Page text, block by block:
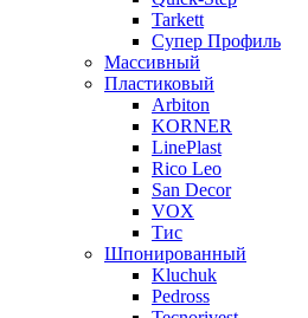
Tarkett
Супер Профиль
Массивный
Пластиковый
Arbiton
KORNER
LinePlast
Rico Leo
San Decor
VOX
Тис
Шпонированный
Kluchuk
Pedross